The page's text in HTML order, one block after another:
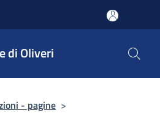
di Oliveri
- pagine >